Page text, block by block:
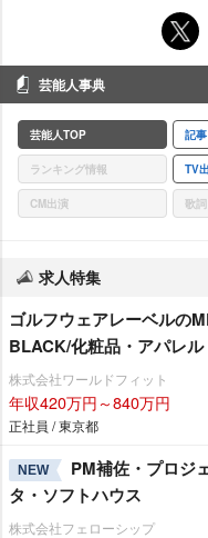
芸能人事典
芸能人TOP 記事
ランキング情報 TV
CM出演 歌詞
求人特集
ゴルフウェアレーベルの
BLACK/化粧品・アパレル
株式会社ワールドフィット
年収420万円～840万円
正社員 / 東京都
NEW
PM補佐・プロジ
タ・ソフトハウス
株式会社フェローシップ